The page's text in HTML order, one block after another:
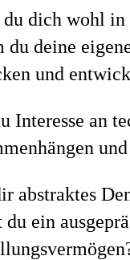
du dich wohl
du deine
und
Interesse an
abstraktes
du ein